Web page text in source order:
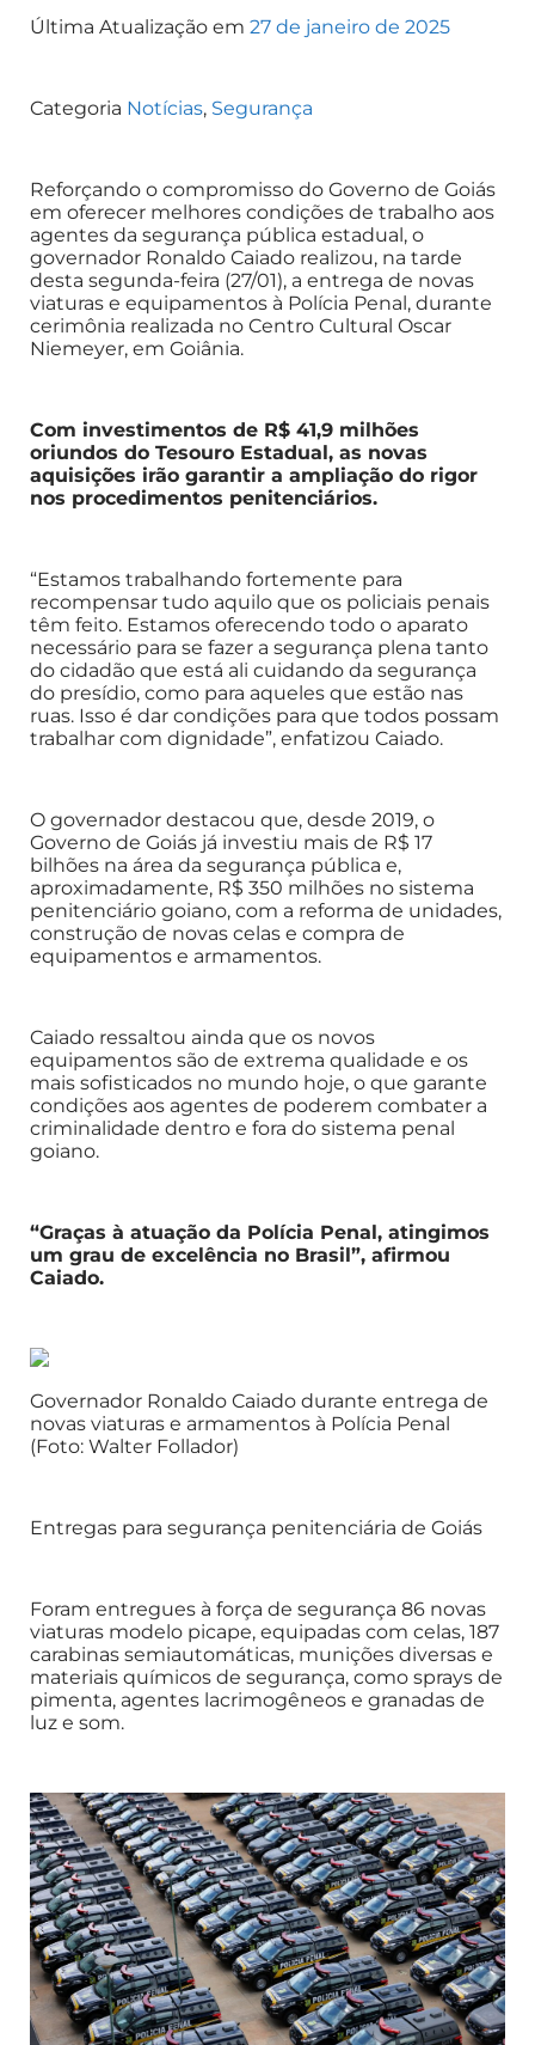
Última Atualização em 27 de janeiro de 2025
Categoria Notícias, Segurança
Reforçando o compromisso do Governo de Goiás
em oferecer melhores condições de trabalho aos
agentes da segurança pública estadual, o
governador Ronaldo Caiado realizou, na tarde
desta segunda-feira (27/01), a entrega de novas
viaturas e equipamentos à Polícia Penal, durante
cerimônia realizada no Centro Cultural Oscar
Niemeyer, em Goiânia.
Com investimentos de R$ 41,9 milhões
oriundos do Tesouro Estadual, as novas
aquisições irão garantir a ampliação do rigor
nos procedimentos penitenciários.
“Estamos trabalhando fortemente para
recompensar tudo aquilo que os policiais penais
têm feito. Estamos oferecendo todo o aparato
necessário para se fazer a segurança plena tanto
do cidadão que está ali cuidando da segurança
do presídio, como para aqueles que estão nas
ruas. Isso é dar condições para que todos possam
trabalhar com dignidade”, enfatizou Caiado.
O governador destacou que, desde 2019, o
Governo de Goiás já investiu mais de R$ 17
bilhões na área da segurança pública e,
aproximadamente, R$ 350 milhões no sistema
penitenciário goiano, com a reforma de unidades,
construção de novas celas e compra de
equipamentos e armamentos.
Caiado ressaltou ainda que os novos
equipamentos são de extrema qualidade e os
mais sofisticados no mundo hoje, o que garante
condições aos agentes de poderem combater a
criminalidade dentro e fora do sistema penal
goiano.
“Graças à atuação da Polícia Penal, atingimos
um grau de excelência no Brasil”, afirmou
Caiado.
Governador Ronaldo Caiado durante entrega de
novas viaturas e armamentos à Polícia Penal
(Foto: Walter Follador)
Entregas para segurança penitenciária de Goiás
Foram entregues à força de segurança 86 novas
viaturas modelo picape, equipadas com celas, 187
carabinas semiautomáticas, munições diversas e
materiais químicos de segurança, como sprays de
pimenta, agentes lacrimogêneos e granadas de
luz e som.